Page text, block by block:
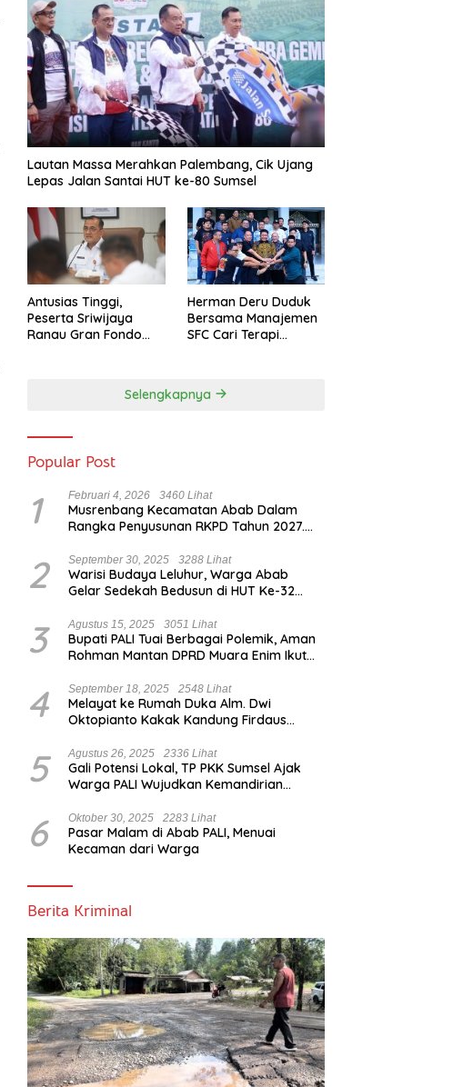
Lautan Massa Merahkan Palembang, Cik Ujang
Lepas Jalan Santai HUT ke-80 Sumsel
Antusias Tinggi,
Peserta Sriwijaya
Ranau Gran Fondo
Herman Deru Duduk
Bersama Manajemen
SFC Cari Terapi
Selengkapnya
Popular Post
1 Februari 4, 2026 3460 Lihat
Musrenbang Kecamatan Abab Dalam
Rangka Penyusunan RKPD Tahun 2027.
Strategis
2 September 30, 2025 3288 Lihat
Warisi Budaya Leluhur, Warga Abab
Gelar Sedekah Bedusun di HUT Ke-32
3 Agustus 15, 2025 3051 Lihat
Bupati PALI Tuai Berbagai Polemik, Aman
Rohman Mantan DPRD Muara Enim Ikut
4 September 18, 2025 2548 Lihat
Melayat ke Rumah Duka Alm. Dwi
Oktopianto Kakak Kandung Firdaus
Turut Berduka Cita.
5 Agustus 26, 2025 2336 Lihat
Gali Potensi Lokal, TP PKK Sumsel Ajak
Warga PALI Wujudkan Kemandirian
6 Oktober 30, 2025 2283 Lihat
Pasar Malam di Abab PALI, Menuai
Kecaman dari Warga
Berita Kriminal